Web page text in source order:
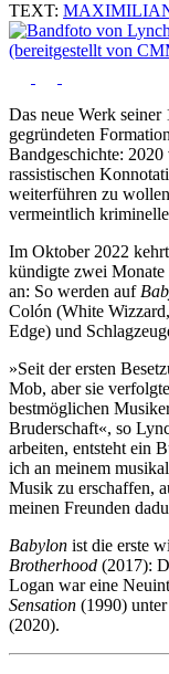
TEXT:
Das neue Werk
gegründeten
Bandgeschichte:
rassistischen
weiterführen zu
vermeintlich
Im Oktober 2022
kündigte zwei Monate
an: So werden auf
Colón (White
Edge) und
»Seit der ersten
Mob, aber sie
bestmöglichen
Bruderschaft«, so
arbeiten, entsteht ein
ich an meinem
Musik zu erschaffen,
meinen Freunden
Babylon ist die erste
Brotherhood (2017):
Logan war eine
Sensation (1990)
(2020).